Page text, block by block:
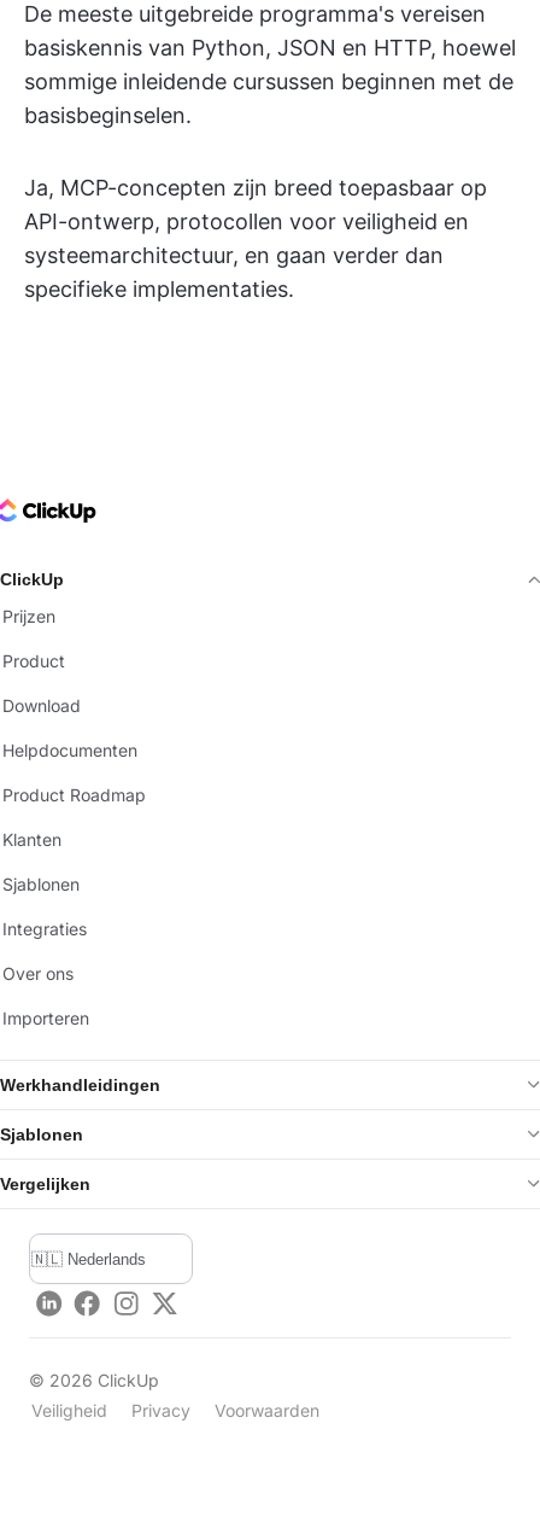
De meeste uitgebreide programma's vereisen
basiskennis van Python, JSON en HTTP, hoewel
sommige inleidende cursussen beginnen met de
basisbeginselen.
Ja, MCP-concepten zijn breed toepasbaar op
API-ontwerp, protocollen voor veiligheid en
systeemarchitectuur, en gaan verder dan
specifieke implementaties.
Logo
ClickUp
Prijzen
Product
Download
Helpdocumenten
Product Roadmap
Klanten
Sjablonen
Integraties
Over ons
Importeren
Werkhandleidingen
Sjablonen
Vergelijken
LinkedInFacebook
Instagram
Twitter
© 2026 ClickUp
Veiligheid
Privacy Voorwaarden